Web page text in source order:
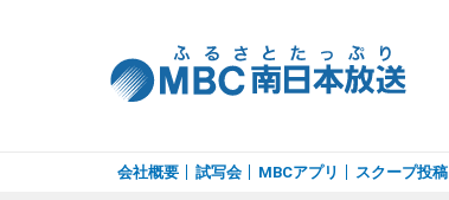
会社概要 試写会 MBCアプリ スクープ投稿